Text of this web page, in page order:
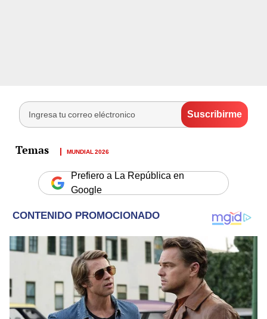
MUNDIAL 2026
Prefiero a La República en
Google